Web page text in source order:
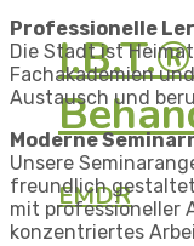
EMDR
Professionelle
Die Stadt ist
Fachakademien
Austausch und
Moderne
Unsere
freundlich
mit
konzentriertes